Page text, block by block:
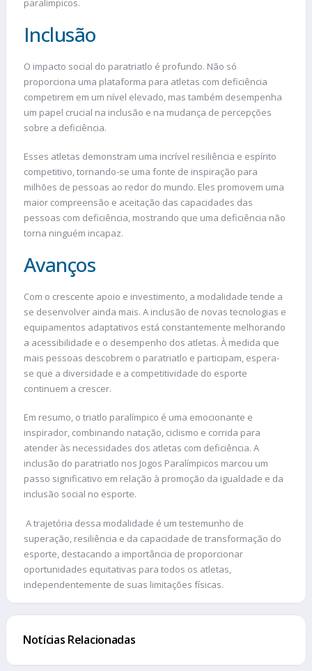
paralímpicos.
Inclusão
O impacto social do paratriatlo é profundo. Não só
proporciona uma plataforma para atletas com deficiência
competirem em um nível elevado, mas também desempenha
um papel crucial na inclusão e na mudança de percepções
sobre a deficiência.
Esses atletas demonstram uma incrível resiliência e espírito
competitivo, tornando-se uma fonte de inspiração para
milhões de pessoas ao redor do mundo. Eles promovem uma
maior compreensão e aceitação das capacidades das
pessoas com deficiência, mostrando que uma deficiência não
torna ninguém incapaz.
Avanços
Com o crescente apoio e investimento, a modalidade tende a
se desenvolver ainda mais. A inclusão de novas tecnologias e
equipamentos adaptativos está constantemente melhorando
a acessibilidade e o desempenho dos atletas. À medida que
mais pessoas descobrem o paratriatlo e participam, espera-
se que a diversidade e a competitividade do esporte
continuem a crescer.
Em resumo, o triatlo paralímpico é uma emocionante e
inspirador, combinando natação, ciclismo e corrida para
atender às necessidades dos atletas com deficiência. A
inclusão do paratriatlo nos Jogos Paralímpicos marcou um
passo significativo em relação à promoção da igualdade e da
inclusão social no esporte.
A trajetória dessa modalidade é um testemunho de
superação, resiliência e da capacidade de transformação do
esporte, destacando a importância de proporcionar
oportunidades equitativas para todos os atletas,
independentemente de suas limitações físicas.
Notícias Relacionadas